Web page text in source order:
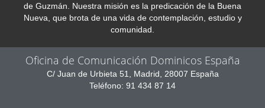
de Guzmán. Nuestra misión es la predicación de la Buena
Nueva, que brota de una vida de contemplación, estudio y
comunidad.
Oficina de Comunicación Dominicos España
C/ Juan de Urbieta 51, Madrid, 28007 España
Teléfono: 91 434 87 14